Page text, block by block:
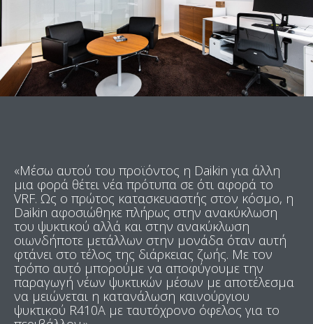
«Μέσω αυτού του προϊόντος η Daikin για άλλη
μια φορά θέτει νέα πρότυπα σε ότι αφορά το
VRF. Ως ο πρώτος κατασκευαστής στον κόσμο, η
Daikin αφοσιώθηκε πλήρως στην ανακύκλωση
του ψυκτικού αλλά και στην ανακύκλωση
οιωνδήποτε μετάλλων στην μονάδα όταν αυτή
φτάνει στο τέλος της διάρκειας ζωής. Με τον
τρόπο αυτό μπορούμε να αποφύγουμε την
παραγωγή νέων ψυκτικών μέσων με αποτέλεσμα
να μειώνεται η κατανάλωση καινούργιου
ψυκτικού R410A με ταυτόχρονο όφελος για το